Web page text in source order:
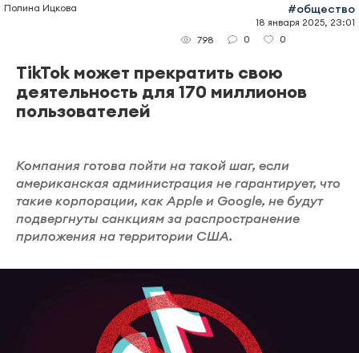
Полина Ицкова #общество
18 января 2025, 23:01
798
0 0
TikTok может прекратить свою
деятельность для 170 миллионов
пользователей
Компания готова пойти на такой шаг, если
американская администрация не гарантирует, что
такие корпорации, как Apple и Google, не будут
подвергнуты санкциям за распространение
приложения на территории США.